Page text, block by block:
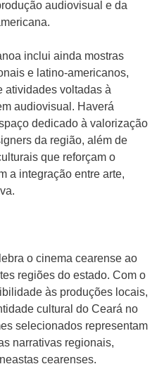
audiovisual e da
inclui ainda mostras
e latino-americanos,
atividades voltadas à
audiovisual. Haverá
dedicado à valorização
da região, além de
que reforçam o
a integração entre arte,
o cinema cearense ao
regiões do estado. Com o
às produções locais,
cultural do Ceará no
selecionados representam
narrativas regionais,
cearenses.